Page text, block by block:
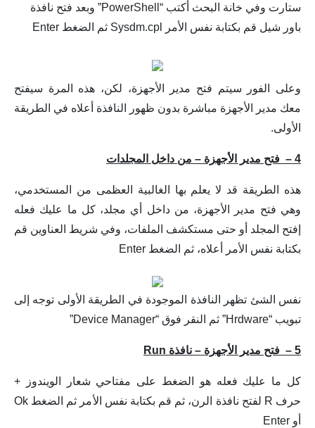
ستارت وفي خانة البحث أكتب “ PowerShell” وبعد فتح نافذة
باور شيل قم بكتابة نفس الأمر
Sysdm.cpl ثم الضغط Enter
وعلى الفور سيتم فتح مدير الأجهزة، لكن، هذه المرة سيفتح
معك مدير الأجهزة مباشرة بدون ظهور النافذة أعلاه في الطريقة
الأولى.
4 – فتح مدير الأجهزة – من داخل المجلدات
هذه الطريقة قد لا يعلم بها الغالبية العظمى من المستخدمي،
وهي فتح مدير الأجهزة، من داخل أي مجلد، كل ما عليك فعله
إفتح المجلد أو حتى مستكشف الملفات، وفي شريط العناوين قم
بكتابة نفس الأمر أعلاه، ثم الضغط Enter
نفس الشئ تظهر النافذة الموجودة في الطريقة الأولى توجه إلى
تبويب “Hrdware” ثم النقر فوق “Device Manager”
5 – فتح مدير الأجهزة – نافذة Run
كل ما عليك فعله هو الضغط على مفتاحي شعار الويندوز +
حرف R لفتح نافذة الرن، ثم قم بكتابة نفس الأمر ثم الضغط Ok
أو Enter